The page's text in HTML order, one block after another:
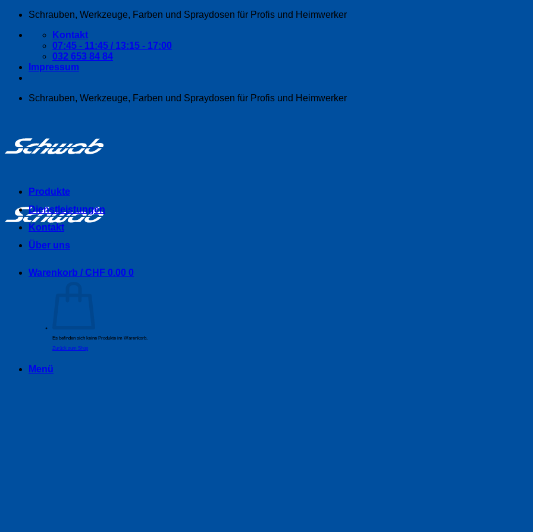
Zum
springen
Schrauben, Werkzeuge, Farben und Spraydosen für Profis und Heimwerker
Kontakt
07:45 - 11:45 / 13:15 - 17:00
032 653 84 84
Impressum
Schrauben, Werkzeuge, Farben und Spraydosen für Profis und Heimwerker
Produkte
Dienstleistungen
Kontakt
Über uns
Warenkorb / CHF 0.00 0
Es befinden sich keine Produkte im Warenkorb.
Zurück zum Shop
Menü